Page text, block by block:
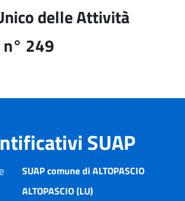
delle Attività
249
SUAP
SUAP comune di ALTOPASCIO
ALTOPASCIO (LU)